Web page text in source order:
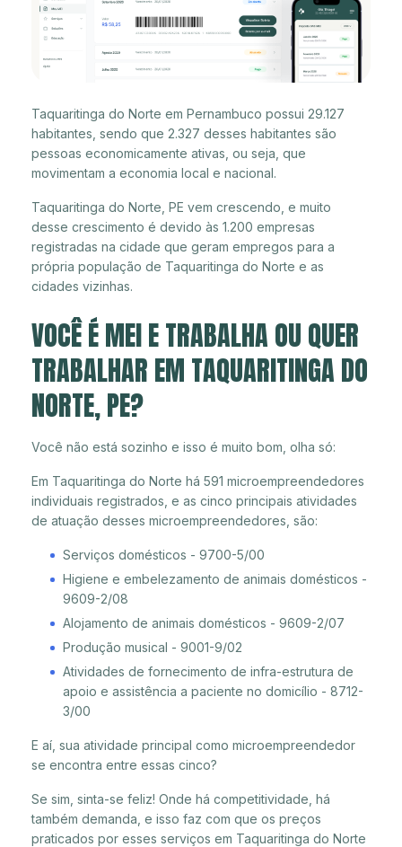
Taquaritinga do Norte em Pernambuco possui 29.127
habitantes, sendo que 2.327 desses habitantes são
pessoas economicamente ativas, ou seja, que
movimentam a economia local e nacional.
Taquaritinga do Norte, PE vem crescendo, e muito
desse crescimento é devido às 1.200 empresas
registradas na cidade que geram empregos para a
própria população de Taquaritinga do Norte e as
cidades vizinhas.
VOCÊ É MEI E TRABALHA OU QUER
TRABALHAR EM TAQUARITINGA DO
NORTE, PE?
Você não está sozinho e isso é muito bom, olha só:
Em Taquaritinga do Norte há 591 microempreendedores
individuais registrados, e as cinco principais atividades
de atuação desses microempreendedores, são:
Serviços domésticos - 9700-5/00
Higiene e embelezamento de animais domésticos -
9609-2/08
Alojamento de animais domésticos - 9609-2/07
Produção musical - 9001-9/02
Atividades de fornecimento de infra-estrutura de
apoio e assistência a paciente no domicílio - 8712-
3/00
E aí, sua atividade principal como microempreendedor
se encontra entre essas cinco?
Se sim, sinta-se feliz! Onde há competitividade, há
também demanda, e isso faz com que os preços
praticados por esses serviços em Taquaritinga do Norte